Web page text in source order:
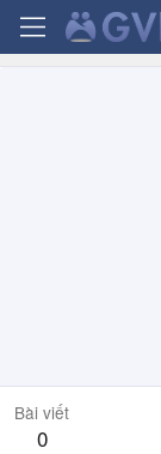
Bài viết
0